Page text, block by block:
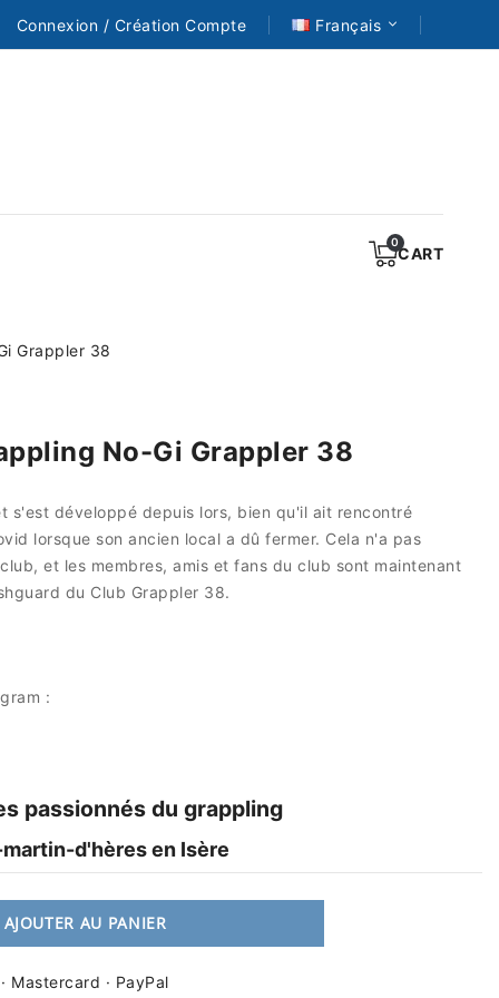
Connexion / Création Compte Français
CART
Grappler 38
No-Gi Grappler 38
s'est développé depuis lors, bien qu'il ait rencontré
lorsque son ancien local a dû fermer. Cela n'a pas
et les membres, amis et fans du club sont maintenant
du Club Grappler 38.
:
passionnés du grappling
d'hères en Isère
AJOUTER AU PANIER
Mastercard · PayPal